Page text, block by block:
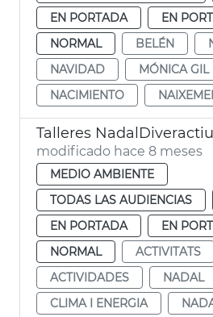
EN PORTADA
EN
NORMAL
BELÉN
NAVIDAD
MÓNICA GIL
NACIMIENTO
Talleres NadalDiveractiu
modificado hace 8 meses
MEDIO AMBIENTE
TODAS LAS AUDIENCIAS
EN PORTADA
EN
NORMAL
ACTIVITATS
ACTIVIDADES
NADAL
CLIMA I ENERGIA